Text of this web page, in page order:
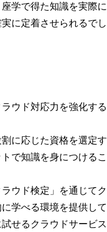
学で得た知識を実際に
に定着させられるでし
ウド対応力を強化する
に応じた資格を選定す
で知識を身につけるこ
ウド検定」を通じてク
学べる環境を提供して
せるクラウドサービス